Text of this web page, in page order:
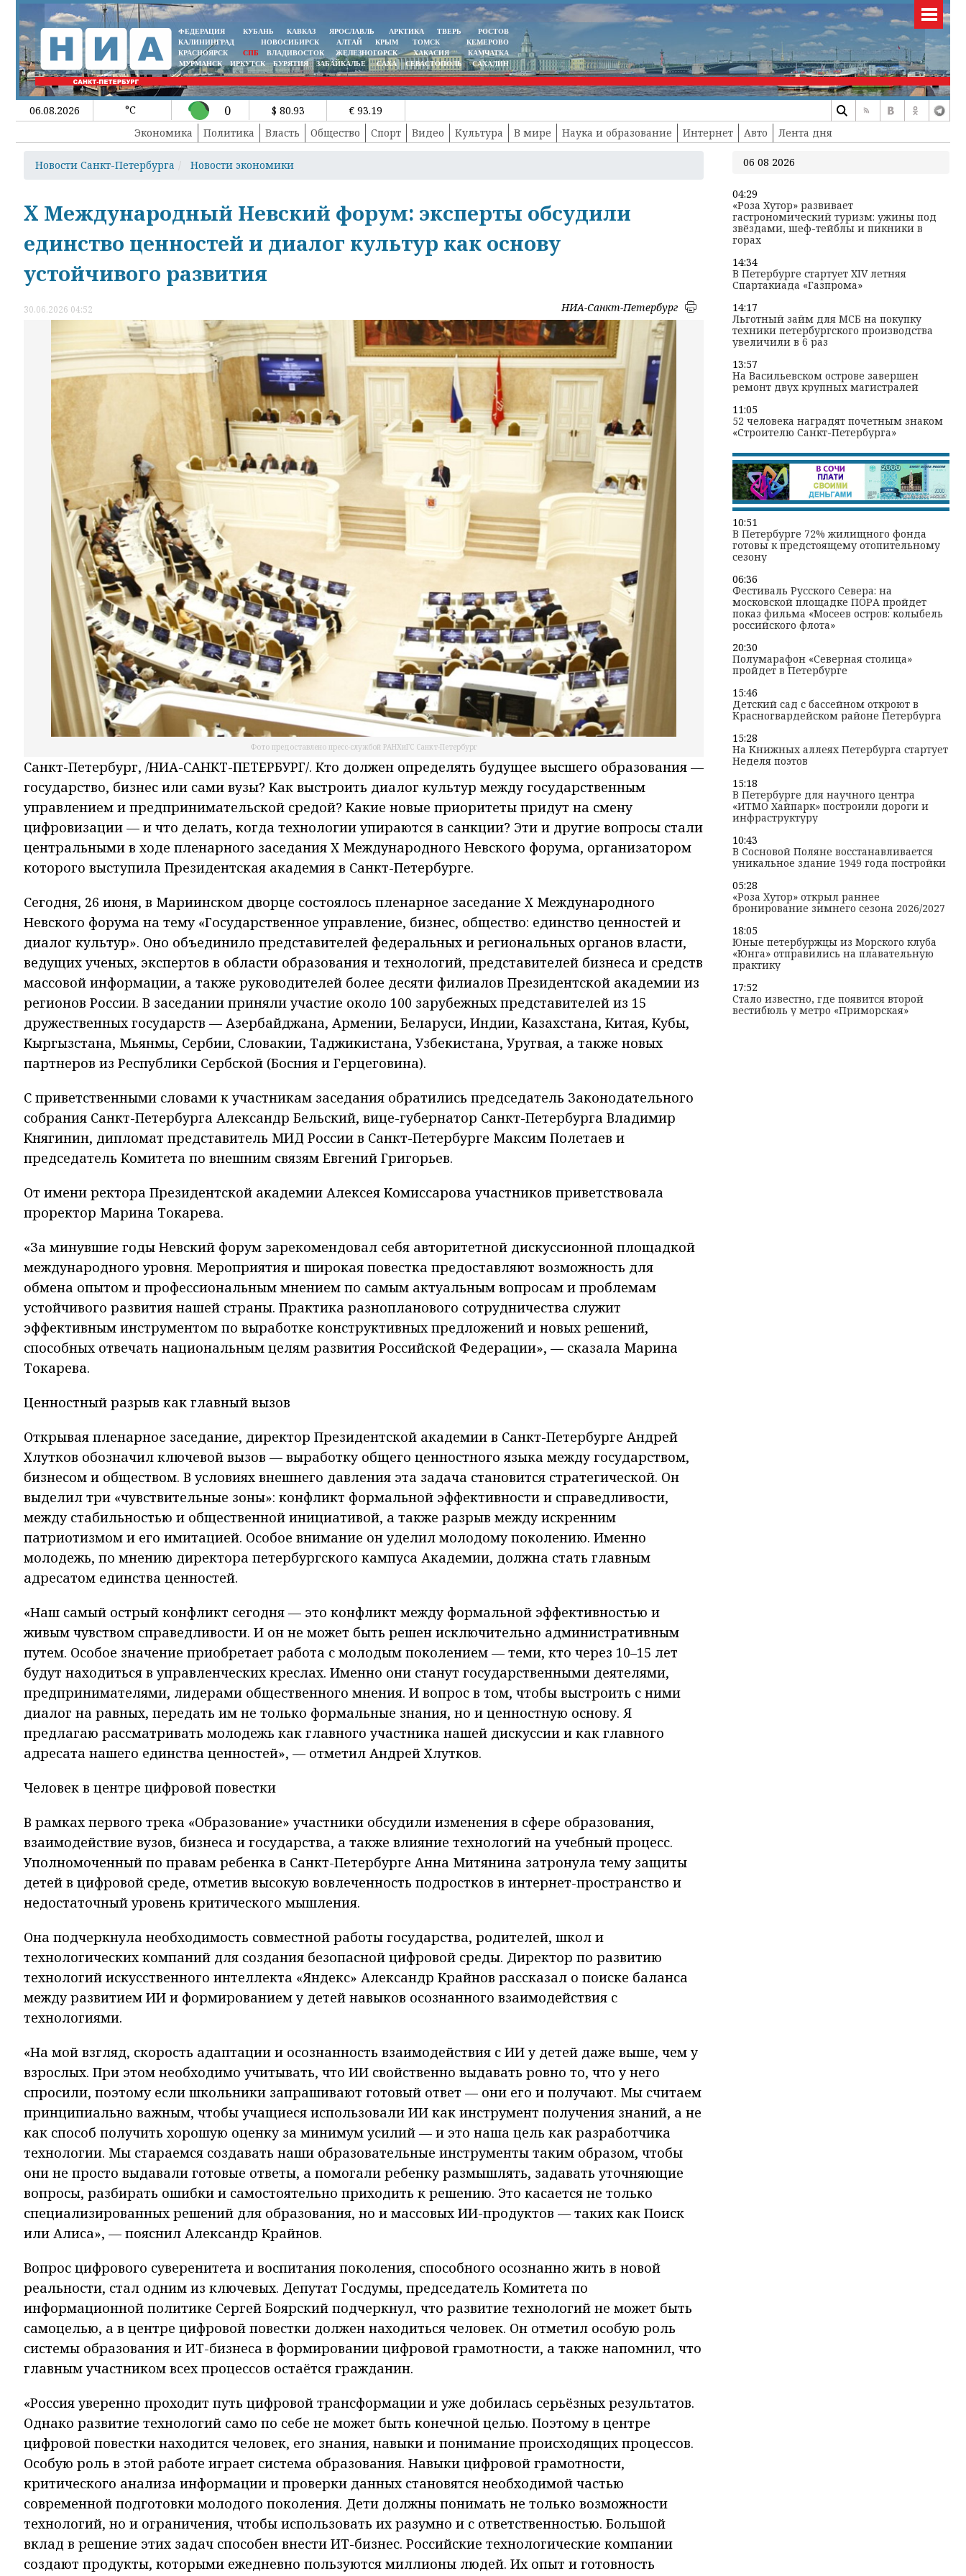
ФЕДЕРАЦИЯ КУБАНЬ КАВКАЗ ЯРОСЛАВЛЬ АРКТИКА ТВЕРЬ
РОСТОВ
КАЛИНИНГРАД
НОВОСИБИРСК АЛТАЙ КРЫМ ТОМСК
КЕМЕРОВО
КРАСНОЯРСК
СПБ ВЛАДИВОСТОК ЖЕЛЕЗНОГОРСК ХАКАСИЯ
КАМЧАТКА
МУРМАНСК
ИРКУТСК БУРЯТИЯ ЗАБАЙКАЛЬЕ САХА СЕВАСТОПОЛЬ САХАЛИН
06.08.2026 °C 0 $ 80.93
€ 93.19
Экономика
Политика Власть Общество Спорт Видео Культура В мире Наука и образование Интернет Авто Лента дня
Новости Санкт-Петербурга Новости экономики
X Международный Невский форум: эксперты обсудили
единство ценностей и диалог культур как основу
устойчивого развития
30.06.2026 04:52 НИА-Санкт-Петербург
Фото предоставлено пресс-службой РАНХиГС Санкт-Петербург
Санкт-Петербург, /НИА-САНКТ-ПЕТЕРБУРГ/. Кто должен определять будущее высшего образования —
государство, бизнес или сами вузы? Как выстроить диалог культур между государственным
управлением и предпринимательской средой? Какие новые приоритеты придут на смену
цифровизации — и что делать, когда технологии упираются в санкции? Эти и другие вопросы стали
центральными в ходе пленарного заседания X Международного Невского форума, организатором
которого выступила Президентская академия в Санкт-Петербурге.
Сегодня, 26 июня, в Мариинском дворце состоялось пленарное заседание X Международного
Невского форума на тему «Государственное управление, бизнес, общество: единство ценностей и
диалог культур». Оно объединило представителей федеральных и региональных органов власти,
ведущих ученых, экспертов в области образования и технологий, представителей бизнеса и средств
массовой информации, а также руководителей более десяти филиалов Президентской академии из
регионов России. В заседании приняли участие около 100 зарубежных представителей из 15
дружественных государств — Азербайджана, Армении, Беларуси, Индии, Казахстана, Китая, Кубы,
Кыргызстана, Мьянмы, Сербии, Словакии, Таджикистана, Узбекистана, Уругвая, а также новых
партнеров из Республики Сербской (Босния и Герцеговина).
С приветственными словами к участникам заседания обратились председатель Законодательного
собрания Санкт-Петербурга Александр Бельский, вице-губернатор Санкт-Петербурга Владимир
Княгинин, дипломат представитель МИД России в Санкт-Петербурге Максим Полетаев и
председатель Комитета по внешним связям Евгений Григорьев.
От имени ректора Президентской академии Алексея Комиссарова участников приветствовала
проректор Марина Токарева.
«За минувшие годы Невский форум зарекомендовал себя авторитетной дискуссионной площадкой
международного уровня. Мероприятия и широкая повестка предоставляют возможность для
обмена опытом и профессиональным мнением по самым актуальным вопросам и проблемам
устойчивого развития нашей страны. Практика разнопланового сотрудничества служит
эффективным инструментом по выработке конструктивных предложений и новых решений,
способных отвечать национальным целям развития Российской Федерации», — сказала Марина
Токарева.
Ценностный разрыв как главный вызов
Открывая пленарное заседание, директор Президентской академии в Санкт-Петербурге Андрей
Хлутков обозначил ключевой вызов — выработку общего ценностного языка между государством,
бизнесом и обществом. В условиях внешнего давления эта задача становится стратегической. Он
выделил три «чувствительные зоны»: конфликт формальной эффективности и справедливости,
между стабильностью и общественной инициативой, а также разрыв между искренним
патриотизмом и его имитацией. Особое внимание он уделил молодому поколению. Именно
молодежь, по мнению директора петербургского кампуса Академии, должна стать главным
адресатом единства ценностей.
«Наш самый острый конфликт сегодня — это конфликт между формальной эффективностью и
живым чувством справедливости. И он не может быть решен исключительно административным
путем. Особое значение приобретает работа с молодым поколением — теми, кто через 10–15 лет
будут находиться в управленческих креслах. Именно они станут государственными деятелями,
предпринимателями, лидерами общественного мнения. И вопрос в том, чтобы выстроить с ними
диалог на равных, передать им не только формальные знания, но и ценностную основу. Я
предлагаю рассматривать молодежь как главного участника нашей дискуссии и как главного
адресата нашего единства ценностей», — отметил Андрей Хлутков.
Человек в центре цифровой повестки
В рамках первого трека «Образование» участники обсудили изменения в сфере образования,
взаимодействие вузов, бизнеса и государства, а также влияние технологий на учебный процесс.
Уполномоченный по правам ребенка в Санкт-Петербурге Анна Митянина затронула тему защиты
детей в цифровой среде, отметив высокую вовлеченность подростков в интернет-пространство и
недостаточный уровень критического мышления.
Она подчеркнула необходимость совместной работы государства, родителей, школ и
технологических компаний для создания безопасной цифровой среды. Директор по развитию
технологий искусственного интеллекта «Яндекс» Александр Крайнов рассказал о поиске баланса
между развитием ИИ и формированием у детей навыков осознанного взаимодействия с
технологиями.
«На мой взгляд, скорость адаптации и осознанность взаимодействия с ИИ у детей даже выше, чем у
взрослых. При этом необходимо учитывать, что ИИ свойственно выдавать ровно то, что у него
спросили, поэтому если школьники запрашивают готовый ответ — они его и получают. Мы считаем
принципиально важным, чтобы учащиеся использовали ИИ как инструмент получения знаний, а не
как способ получить хорошую оценку за минимум усилий — и это наша цель как разработчика
технологии. Мы стараемся создавать наши образовательные инструменты таким образом, чтобы
они не просто выдавали готовые ответы, а помогали ребенку размышлять, задавать уточняющие
вопросы, разбирать ошибки и самостоятельно приходить к решению. Это касается не только
специализированных решений для образования, но и массовых ИИ-продуктов — таких как Поиск
или Алиса», — пояснил Александр Крайнов.
Вопрос цифрового суверенитета и воспитания поколения, способного осознанно жить в новой
реальности, стал одним из ключевых. Депутат Госдумы, председатель Комитета по
информационной политике Сергей Боярский подчеркнул, что развитие технологий не может быть
самоцелью, а в центре цифровой повестки должен находиться человек. Он отметил особую роль
системы образования и ИТ-бизнеса в формировании цифровой грамотности, а также напомнил, что
главным участником всех процессов остаётся гражданин.
«Россия уверенно проходит путь цифровой трансформации и уже добилась серьёзных результатов.
Однако развитие технологий само по себе не может быть конечной целью. Поэтому в центре
цифровой повестки находится человек, его знания, навыки и понимание происходящих процессов.
Особую роль в этой работе играет система образования. Навыки цифровой грамотности,
критического анализа информации и проверки данных становятся необходимой частью
современной подготовки молодого поколения. Дети должны понимать не только возможности
технологий, но и ограничения, чтобы использовать их разумно и с ответственностью. Большой
вклад в решение этих задач способен внести ИТ-бизнес. Российские технологические компании
создают продукты, которыми ежедневно пользуются миллионы людей. Их опыт и готовность
06 08 2026
04:29
«Роза Хутор» развивает
гастрономический туризм: ужины под
звёздами, шеф-тейблы и пикники в
горах
14:34
В Петербурге стартует XIV летняя
Спартакиада «Газпрома»
14:17
Льготный займ для МСБ на покупку
техники петербургского производства
увеличили в 6 раз
13:57
На Васильевском острове завершен
ремонт двух крупных магистралей
11:05
52 человека наградят почетным знаком
«Строителю Санкт-Петербурга»
10:51
В Петербурге 72% жилищного фонда
готовы к предстоящему отопительному
сезону
06:36
Фестиваль Русского Севера: на
московской площадке ПОРА пройдет
показ фильма «Мосеев остров: колыбель
российского флота»
20:30
Полумарафон «Северная столица»
пройдет в Петербурге
15:46
Детский сад с бассейном откроют в
Красногвардейском районе Петербурга
15:28
На Книжных аллеях Петербурга стартует
Неделя поэтов
15:18
В Петербурге для научного центра
«ИТМО Хайпарк» построили дороги и
инфраструктуру
10:43
В Сосновой Поляне восстанавливается
уникальное здание 1949 года постройки
05:28
«Роза Хутор» открыл раннее
бронирование зимнего сезона 2026/2027
18:05
Юные петербуржцы из Морского клуба
«Юнга» отправились на плавательную
практику
17:52
Стало известно, где появится второй
вестибюль у метро «Приморская»